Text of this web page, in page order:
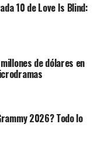
10 de Love Is Blind:
de dólares en
2026? Todo lo